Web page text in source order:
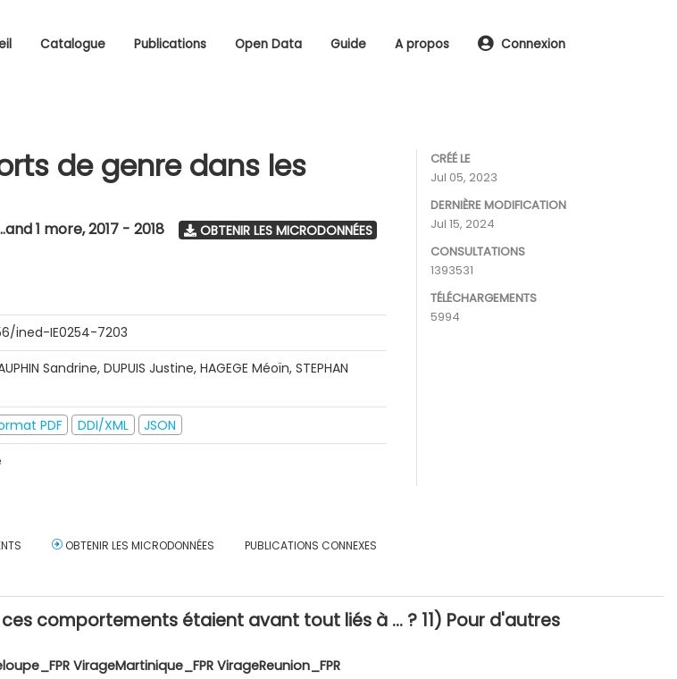
Catalogue Publications Open Data Guide A propos Connexion
de genre dans les
1 more,2017 - 2018 OBTENIR LES MICRODONNÉES
ined-IE0254-7203
Sandrine, DUPUIS Justine, HAGEGE Méoïn, STEPHAN
PDF DDI/XML
JSON
CRÉÉ LE
Jul 05, 2023
DERNIÈRE MODIFICATION
Jul 15, 2024
CONSULTATIONS
1393531
TÉLÉCHARGEMENTS
5994
OBTENIR LES MICRODONNÉES PUBLICATIONS CONNEXES
ces comportements étaient avant tout liés à … ? 11) Pour d'autres
VirageMartinique_FPR VirageReunion_FPR